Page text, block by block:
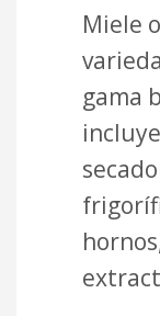
Miele
gama